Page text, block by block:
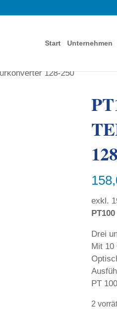
Start Unternehmen
128-250
exkl.
Drei
Mit 10
PT
2